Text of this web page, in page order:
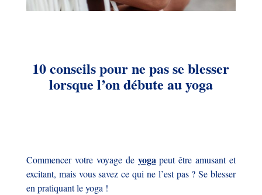
10 conseils pour ne pas se blesser
lorsque l’on débute au yoga
Commencer votre voyage de yogapeut être amusant et
excitant, mais vous savez ce qui ne l’est pas ? Se blesser
en pratiquant le yoga !